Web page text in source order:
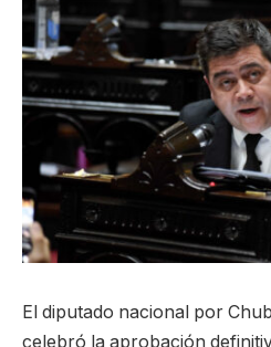
El diputado nacional por
celebró la aprobación